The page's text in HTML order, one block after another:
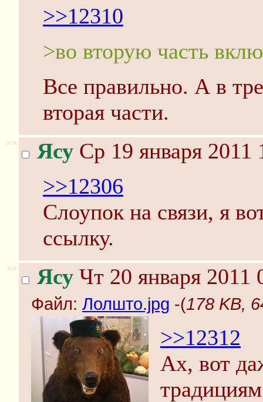
>>12310
>во вторую часть
Все правильно. А в
вторая части.
>> Ясу Ср 19 января 2011
>>12306
Слоупок на связи, я
ссылку.
>> Ясу Чт 20 января 2011
Файл: Лолшто.jpg -(178 KB,
>>12312
Ах, вот